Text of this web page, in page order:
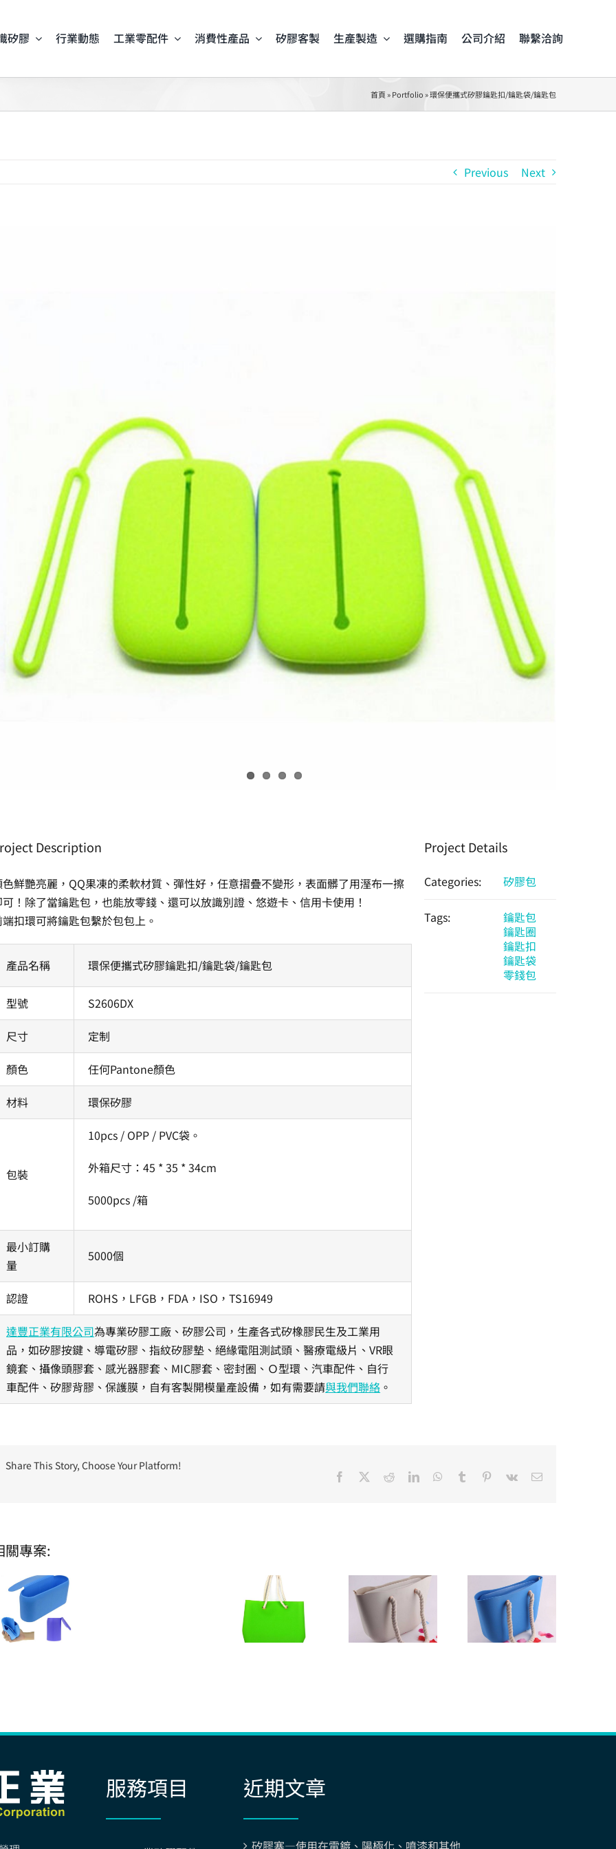
矽膠 行業動態 工業零配件 消費性產品 矽膠客製 生產製造 選購指南 公司介紹 聯繫洽詢
首頁 »Portfolio »環保便攜式矽膠鑰匙扣/鑰匙袋/鑰匙包
Previous Next
Description
鮮艷亮麗，QQ果凍的柔軟材質、彈性好，任意摺疊不變形，表面髒了用溼布一擦
！除了當鑰匙包，也能放零錢、還可以放識別證、悠遊卡、信用卡使用！
扣環可將鑰匙包繫於包包上。
產品名稱 環保便攜式矽膠鑰匙扣/鑰匙袋/鑰匙包
型號
S2606DX
尺寸
定制
顏色
任何Pantone顏色
材料
環保矽膠
包裝
10pcs / OPP / PVC袋。
外箱尺寸：45 * 35 * 34cm
5000pcs /箱
最小訂購
量
5000個
認證
ROHS，LFGB，FDA，ISO，TS16949
達豐正業有限公司為專業矽膠工廠、矽膠公司，生產各式矽橡膠民生及工業用
品，如矽膠按鍵、導電矽膠、指紋矽膠墊、絕緣電阻測試頭、醫療電級片、VR眼
鏡套、攝像頭膠套、感光器膠套、MIC膠套、密封圈、Ｏ型環、汽車配件、自行
車配件、矽膠背膠、保護膜，自有客製開模量產設備，如有需要請與我們聯絡 。
Project Details
Categories: 矽膠包
Tags:
鑰匙包
鑰匙圈
鑰匙扣
鑰匙袋
零錢包
Share This Story, Choose Your Platform!
Facebook RedditLinkedInWhatsApp
Tumblr Pinterest
Vk Email:
關專案:
服務項目 近期文章
矽膠塞—使用在電鍍、陽極化、噴漆和其他